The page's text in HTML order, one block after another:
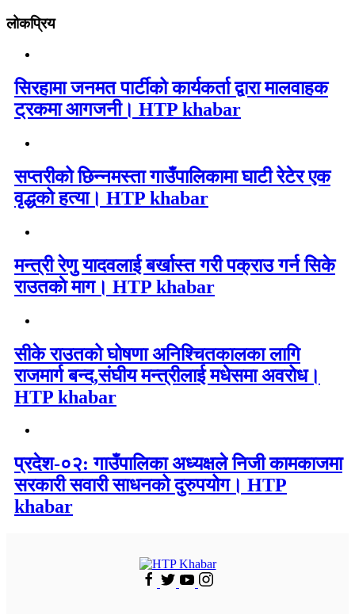
लोकप्रिय
सिरहामा जनमत पार्टीको कार्यकर्ता द्वारा मालवाहक
ट्रकमा आगजनी। HTP khabar
सप्तरीको छिन्नमस्ता गाउँपालिकामा घाटी रेटेर एक
वृद्धको हत्या। HTP khabar
मन्त्री रेणु यादवलाई बर्खास्त गरी पक्राउ गर्न सिके
राउतकाे माग। HTP khabar
सीके राउतको घोषणा अनिश्चितकालका लागि
राजमार्ग बन्द,संघीय मन्त्रीलाई मधेसमा अवरोध।
HTP khabar
प्रदेश-०२: गाउँपालिका अध्यक्षले निजी कामकाजमा
सरकारी सवारी साधनको दुरुपयोग। HTP
khabar